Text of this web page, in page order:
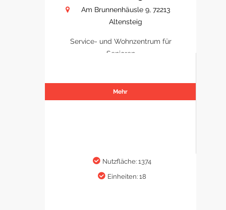
Am Brunnenhäusle 9, 72213
Altensteig
Service- und Wohnzentrum für
Senioren
Mehr
Nutzfläche: 1374
Einheiten: 18